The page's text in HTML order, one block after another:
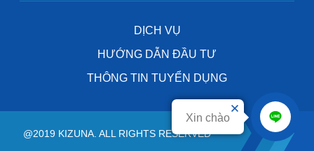
Xin chào
DỊCH VỤ
HƯỚNG DẪN ĐẦU TƯ
THÔNG TIN TUYỂN DỤNG
@2019 KIZUNA. ALL RIGHTS RESERVED